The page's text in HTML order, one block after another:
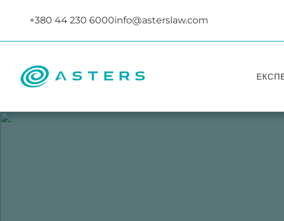
+380 44 230 6000info@asterslaw.com